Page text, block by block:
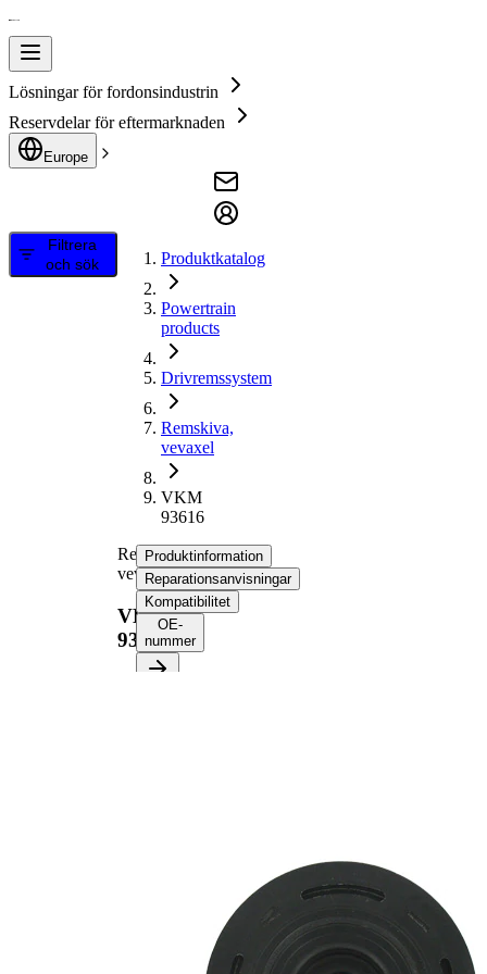
Lösningar för fordonsindustrin
Reservdelar för eftermarknaden
Europe
Filtrera
och sök
Produktkatalog
Powertrain
products
Drivremssystem
Remskiva,
vevaxel
VKM
93616
Remskiva,
vevaxel
VKM
93616
Produktinformation
Reparationsanvisningar
Kompatibilitet
OE-
nummer